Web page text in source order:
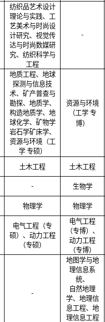
纺织品艺术设计
理论与实践、工
艺美术与时尚设
计研究、视觉传
达与时尚数媒研
究、 纺织科学与
工程
-
地质工程、地球
探测与信息技
术、矿产普查与
勘探、地质学、
构造地质学、地
球化学、 矿物学
岩石学矿床学、
资源与环境（工
学 专硕）
资源与环境
（工学 专
博）
土木工程 土木工程
- 生物学
物理学 物理学
电气工程 （专
硕）、动力工程
（专硕）
电气工程
（专博） 、
动力工程
（专博）
-
地图学与地
理信息系
统、
自然地理
学、地理信
息工程、地
理信息工程